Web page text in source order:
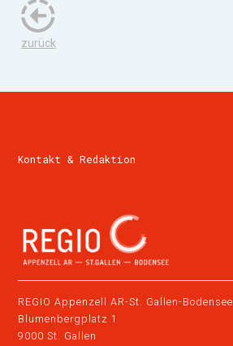
zurück
Kontakt & Redaktion
REGIO Appenzell AR-St. Gallen-Bodensee
Blumenbergplatz 1
9000 St. Gallen